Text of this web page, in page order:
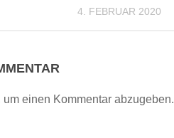
4. FEBRUAR 2020
einen Kommentar abzugeben.